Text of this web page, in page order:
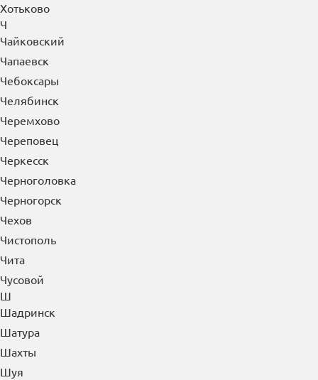
Хотьково
Ч
Чайковский
Чапаевск
Чебоксары
Челябинск
Черемхово
Череповец
Черкесск
Черноголовка
Черногорск
Чехов
Чистополь
Чита
Чусовой
Ш
Шадринск
Шатура
Шахты
Шуя